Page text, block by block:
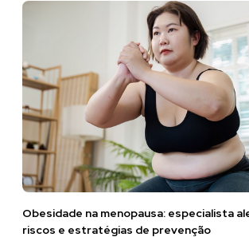
Obesidade na menopausa: especialista
riscos e estratégias de prevenção